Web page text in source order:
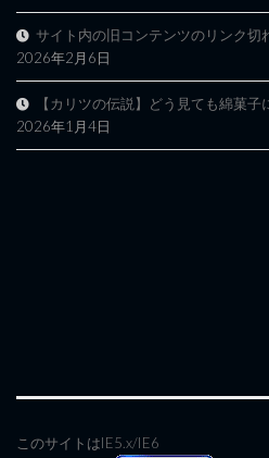
サイト内の旧コンテンツのリンク切
2026年2月6日
【カリツの伝説】どう見ても綿菓
2026年1月4日
このサイトはIE5.x/IE6